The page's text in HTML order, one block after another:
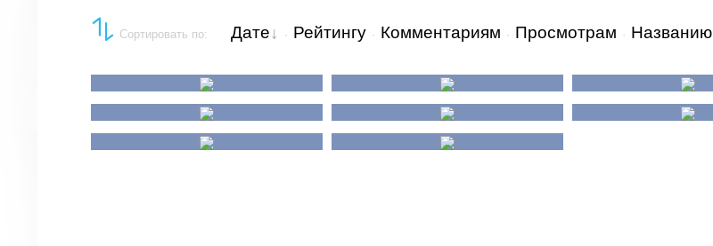
Сортировать по: Дате · Рейтингу · Комментариям · Просмотрам · Названию